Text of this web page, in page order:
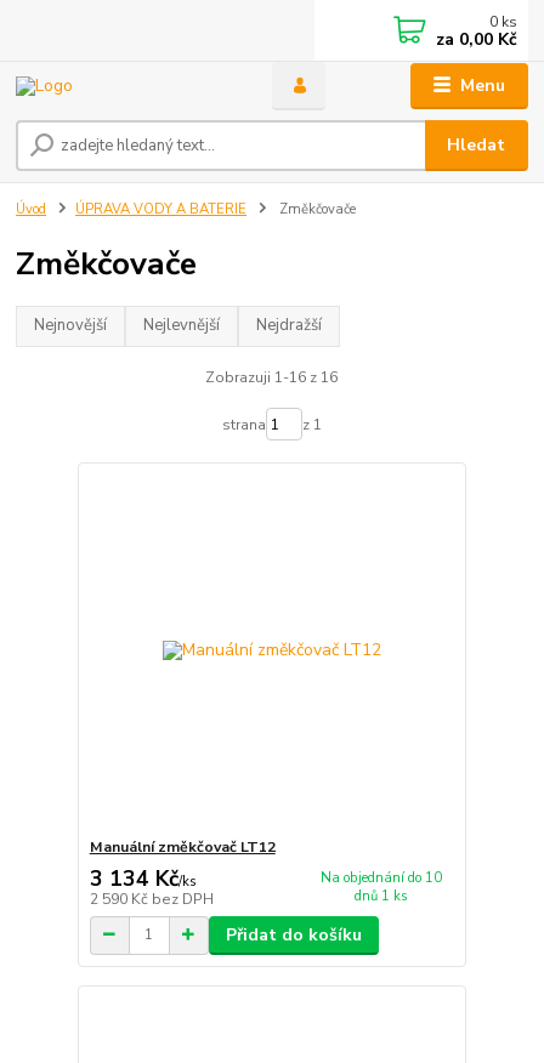
Menu
Hledat
0 ks
za 0,00 Kč
Úvod ÚPRAVA VODY A BATERIE Změkčovače
Změkčovače
Nejnovější Nejlevnější Nejdražší
Zobrazuji 1-16 z 16
strana z 1
Manuální změkčovač LT12
3 134 Kč/ks
2 590 Kč bez DPH
Na objednání do 10
dnů 1 ks
Přidat do košíku